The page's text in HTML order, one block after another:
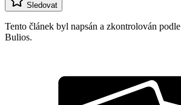
Sledovat
Tento článek byl napsán a zkontrolován podle
Bulios.